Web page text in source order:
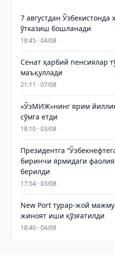
7 августдан
ўтказиш бошланади
18:45 · 04/08
Сенат ҳарбий пенсиялар
маъқуллади
21:11 · 07/08
«ЎзМИЖ»нинг ярим
сўмга етди
18:10 · 03/08
Президентга
биринчи ярмидаги
берилди
17:54 · 03/08
New Port турар-жой
жиноят иши қўзғатилди
18:40 · 04/08